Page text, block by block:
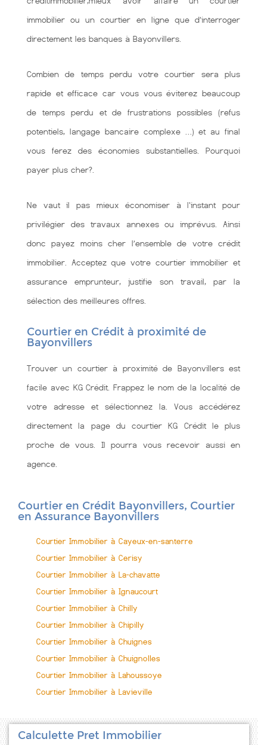
immobilier ou un courtier en ligne que d’interroger
directement les banques à Bayonvillers.
Combien de temps perdu votre courtier sera plus
rapide et efficace car vous vous éviterez beaucoup
de temps perdu et de frustrations possibles (refus
potentiels, langage bancaire complexe …) et au final
vous ferez des économies substantielles. Pourquoi
payer plus cher?.
Ne vaut il pas mieux économiser à l'instant pour
privilégier des travaux annexes ou imprévus. Ainsi
donc payez moins cher l’ensemble de votre crédit
immobilier. Acceptez que votre courtier immobilier et
assurance emprunteur, justifie son travail, par la
sélection des meilleures offres.
Courtier en Crédit à proximité de
Bayonvillers
Trouver un courtier à proximité de Bayonvillers est
facile avec KG Crédit. Frappez le nom de la localité de
votre adresse et sélectionnez la. Vous accédérez
directement la page du courtier KG Crédit le plus
proche de vous. Il pourra vous recevoir aussi en
agence.
Courtier en Crédit Bayonvillers, Courtier
en Assurance Bayonvillers
Courtier Immobilier à Cayeux-en-santerre
Courtier Immobilier à Cerisy
Courtier Immobilier à La-chavatte
Courtier Immobilier à Ignaucourt
Courtier Immobilier à Chilly
Courtier Immobilier à Chipilly
Courtier Immobilier à Chuignes
Courtier Immobilier à Chuignolles
Courtier Immobilier à Lahoussoye
Courtier Immobilier à Lavieville
Calculette Pret Immobilier